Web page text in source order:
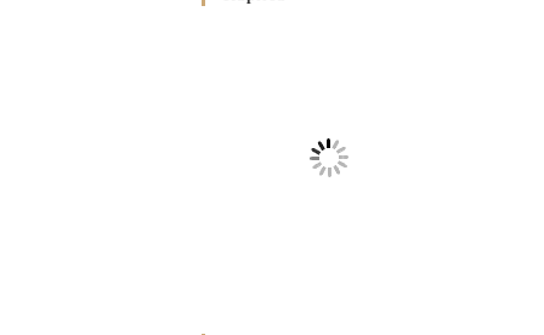
Родин
Справ Молоді та встановленя
складу Катихитичної Комісії